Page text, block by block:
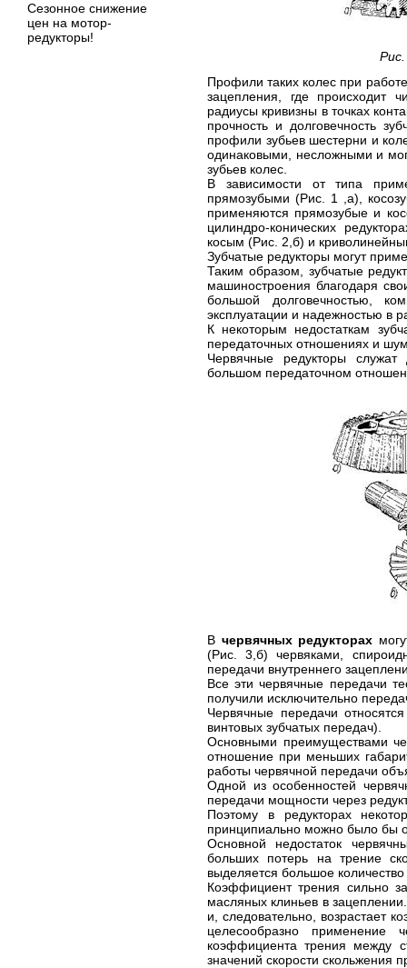
Сезонное снижение
цен на мотор-
редукторы!
Профили таких колес при
зацепления, где происходит
радиусы кривизны в точках
прочность и долговечность
профили зубьев шестерни и
одинаковыми, несложными и
зубьев колес.
В зависимости от типа
прямозубыми (Рис. 1 ,а),
применяются прямозубые и
цилиндро-конических
косым (Рис. 2,б) и
Зубчатые редукторы могут
Таким образом, зубчатые
машиностроения благодаря
большой долговечностью,
эксплуатации и надежностью в
К некоторым недостаткам
передаточных отношениях и
Червячные редукторы
большом передаточном
В червячных редукторах
(Рис. 3,б) червяками,
передачи внутреннего
Все эти червячные передачи
получили исключительно
Червячные передачи
винтовых зубчатых передач).
Основными преимуществами
отношение при меньших
работы червячной передачи
Одной из особенностей
передачи мощности через
Поэтому в редукторах
принципиально можно было бы
Основной недостаток
больших потерь на трение
выделяется большое
Коэффициент трения сильно
масляных клиньев в
и, следовательно, возрастает
целесообразно применение
коэффициента трения между
значений скорости скольжения